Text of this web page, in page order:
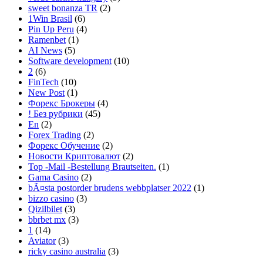
sweet bonanza TR (2)
1Win Brasil (6)
Pin Up Peru (4)
Ramenbet(1)
AI News (5)
Software development(10)
2 (6)
FinTech (10)
New Post(1)
Форекс Брокеры (4)
! Без рубрики (45)
En (2)
Forex Trading (2)
Форекс Обучение (2)
Новости Криптовалют (2)
Top -Mail -Bestellung Brautseiten. (1)
Gama Casino (2)
bÃ¤sta postorder brudens webbplatser 2022 (1)
bizzo casino (3)
Qizilbilet(3)
bbrbet mx (3)
1 (14)
Aviator(3)
ricky casino australia (3)